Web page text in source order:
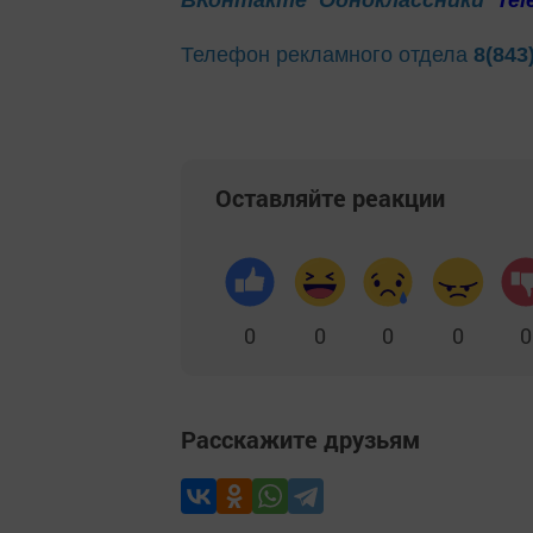
Телефон рекламного отдела
Оставляйте реакции
0 0 0 0 0
Расскажите друзьям